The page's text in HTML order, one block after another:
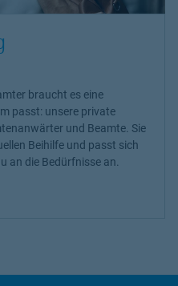
braucht es eine
passt: unsere private
und Beamte. Sie
Beihilfe und passt sich
an die Bedürfnisse an.
New Tab